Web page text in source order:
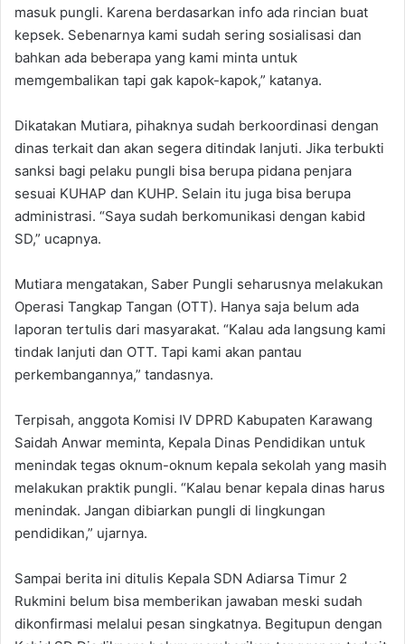
masuk pungli. Karena berdasarkan info ada rincian buat
kepsek. Sebenarnya kami sudah sering sosialisasi dan
bahkan ada beberapa yang kami minta untuk
memgembalikan tapi gak kapok-kapok,” katanya.
Dikatakan Mutiara, pihaknya sudah berkoordinasi dengan
dinas terkait dan akan segera ditindak lanjuti. Jika terbukti
sanksi bagi pelaku pungli bisa berupa pidana penjara
sesuai KUHAP dan KUHP. Selain itu juga bisa berupa
administrasi. “Saya sudah berkomunikasi dengan kabid
SD,” ucapnya.
Mutiara mengatakan, Saber Pungli seharusnya melakukan
Operasi Tangkap Tangan (OTT). Hanya saja belum ada
laporan tertulis dari masyarakat. “Kalau ada langsung kami
tindak lanjuti dan OTT. Tapi kami akan pantau
perkembangannya,” tandasnya.
Terpisah, anggota Komisi IV DPRD Kabupaten Karawang
Saidah Anwar meminta, Kepala Dinas Pendidikan untuk
menindak tegas oknum-oknum kepala sekolah yang masih
melakukan praktik pungli. “Kalau benar kepala dinas harus
menindak. Jangan dibiarkan pungli di lingkungan
pendidikan,” ujarnya.
Sampai berita ini ditulis Kepala SDN Adiarsa Timur 2
Rukmini belum bisa memberikan jawaban meski sudah
dikonfirmasi melalui pesan singkatnya. Begitupun dengan